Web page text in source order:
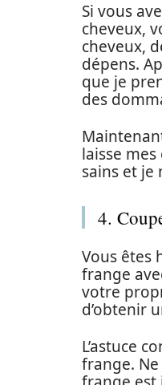
Si vous
cheveux,
cheveux,
dépens.
que je
des
laisse
sains et je
4.
Vous êtes
frange
votre
d’obtenir
L’astuce
frange.